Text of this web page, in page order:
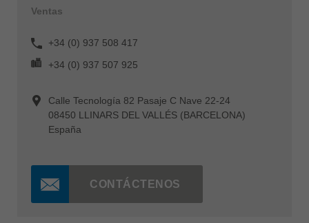
Ventas
+34 (0) 937 508 417
+34 (0) 937 507 925
Calle Tecnología 82 Pasaje C Nave 22-24
08450 LLINARS DEL VALLÉS (BARCELONA)
España
CONTÁCTENOS